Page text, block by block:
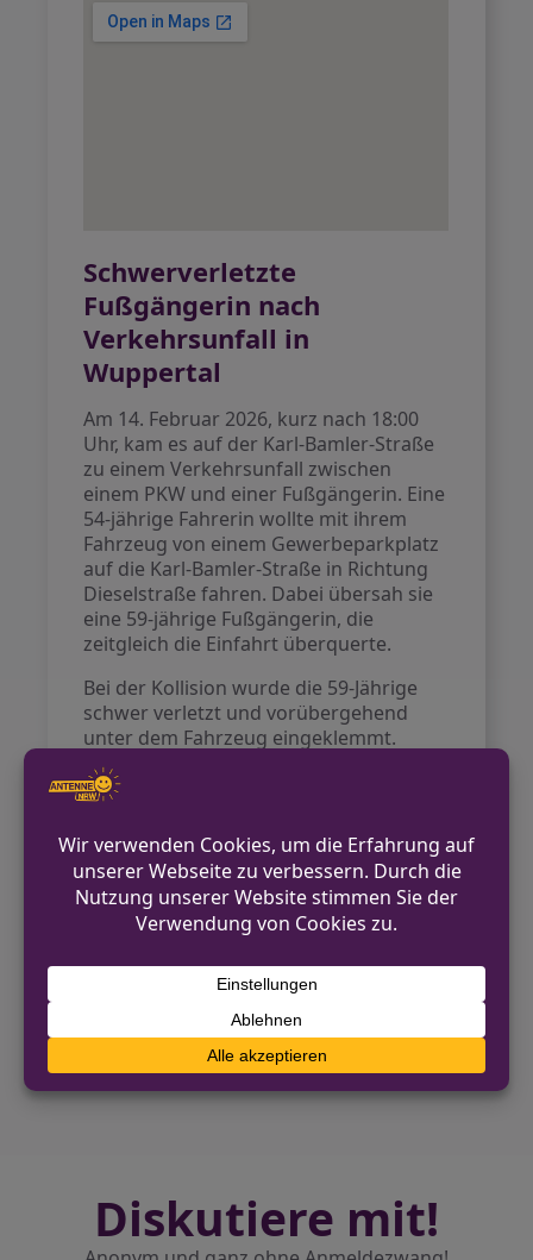
Schwerverletzte
Fußgängerin nach
Verkehrsunfall in
Wuppertal
Am 14. Februar 2026, kurz nach 18:00
Uhr, kam es auf der Karl-Bamler-Straße
zu einem Verkehrsunfall zwischen
einem PKW und einer Fußgängerin. Eine
54-jährige Fahrerin wollte mit ihrem
Fahrzeug von einem Gewerbeparkplatz
auf die Karl-Bamler-Straße in Richtung
Dieselstraße fahren. Dabei übersah sie
eine 59-jährige Fußgängerin, die
zeitgleich die Einfahrt überquerte.
Bei der Kollision wurde die 59-Jährige
schwer verletzt und vorübergehend
unter dem Fahrzeug eingeklemmt.
Ersthelfer und später die
Rettungskräfte versorgten die Verletzte,
Krankenhaus aufgenommen wurde.
VORHERIGER BEITRAG
Rheda-Wiedenbrück
Mann von zwei Räubern in Gelsenkirchen
leicht verletzt
Diskutiere mit!